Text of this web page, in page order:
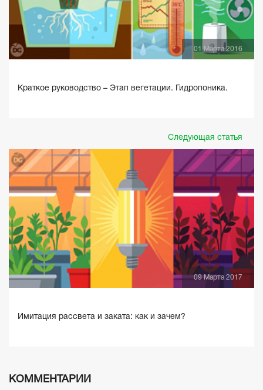
01 Марта 2016
Краткое руководство – Этап вегетации. Гидропоника.
Следующая статья
09 Марта 2017
Имитация рассвета и заката: как и зачем?
КОММЕНТАРИИ